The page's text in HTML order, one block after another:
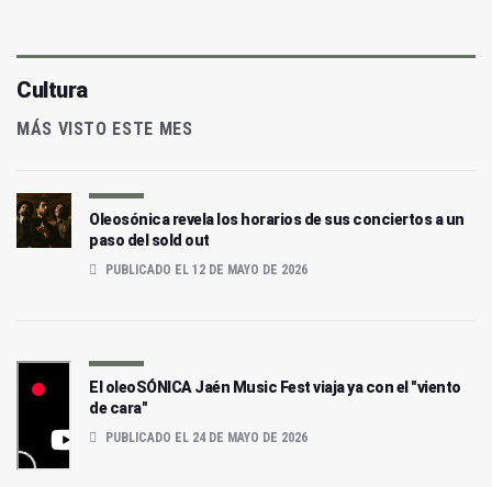
Cultura
MÁS VISTO ESTE MES
Oleosónica revela los horarios de sus conciertos a un
paso del sold out
PUBLICADO EL 12 DE MAYO DE 2026
El oleoSÓNICA Jaén Music Fest viaja ya con el "viento
de cara"
PUBLICADO EL 24 DE MAYO DE 2026